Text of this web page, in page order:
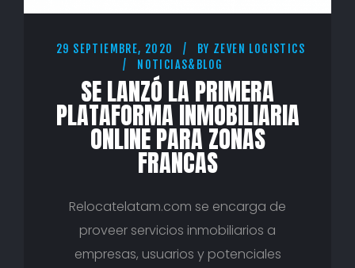
29 SEPTIEMBRE, 2020 BY ZEVEN LOGISTICS
NOTICIAS&BLOG
SE LANZÓ LA PRIMERA
PLATAFORMA INMOBILIARIA
ONLINE PARA ZONAS
FRANCAS
Relocatelatam.com se encarga de
proveer servicios inmobiliarios a
empresas, usuarios y potenciales